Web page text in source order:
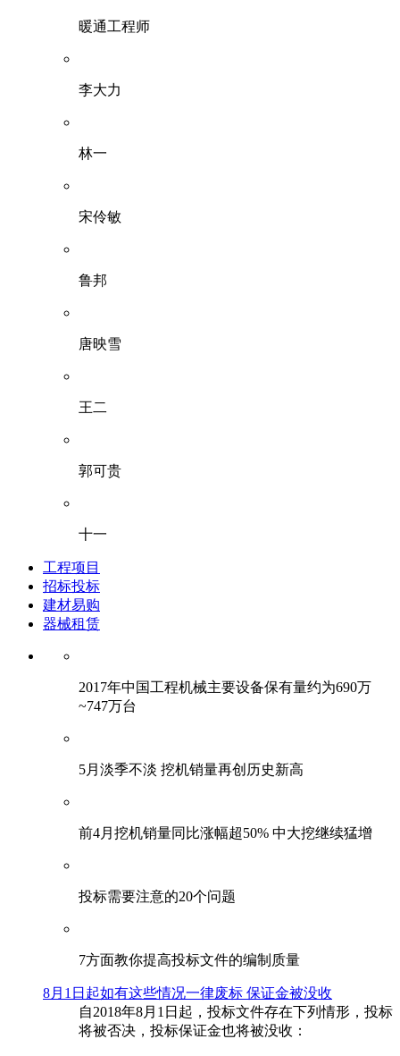
暖通工程师
李大力
林一
宋伶敏
鲁邦
唐映雪
王二
郭可贵
十一
工程项目
招标投标
建材易购
器械租赁
2017年中国工程机械主要设备保有量约为690万
~747万台
5月淡季不淡 挖机销量再创历史新高
前4月挖机销量同比涨幅超50% 中大挖继续猛增
投标需要注意的20个问题
​7方面教你提高投标文件的编制质量
8月1日起如有这些情况一律废标 保证金被没收
自2018年8月1日起，投标文件存在下列情形，投标
将被否决，投标保证金也将被没收：